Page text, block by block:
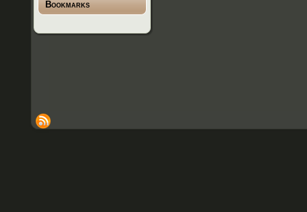
Bookmarks